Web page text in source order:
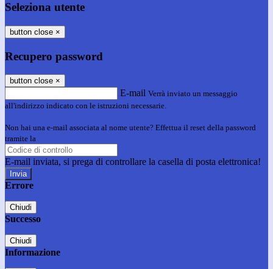
Seleziona utente
button close ×
Recupero password
button close ×
E-mail Verrà inviato un messaggio
all'indirizzo indicato con le istruzioni necessarie.
Non hai una e-mail associata al nome utente? Effettua il reset della password
tramite la
E-mail inviata, si prega di controllare la casella di posta elettronica!
Errore
Chiudi
Successo
Chiudi
Informazione